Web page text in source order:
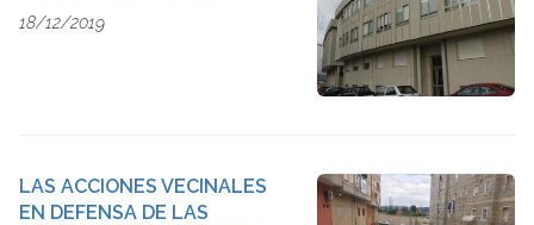
18/12/2019
LAS ACCIONES VECINALES
EN DEFENSA DE LAS